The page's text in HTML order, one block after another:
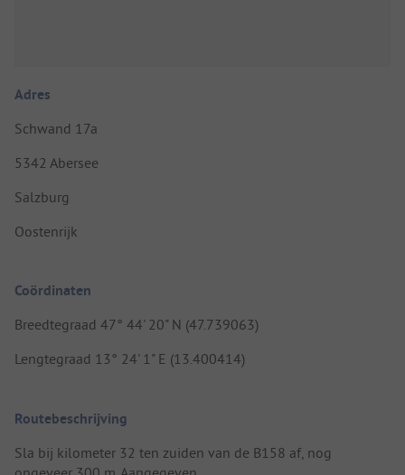
Adres
Schwand 17a
5342 Abersee
Salzburg
Oostenrijk
Coördinaten
Breedtegraad 47° 44' 20" N (47.739063)
Lengtegraad 13° 24' 1" E (13.400414)
Routebeschrijving
Sla bij kilometer 32 ten zuiden van de B158 af, nog